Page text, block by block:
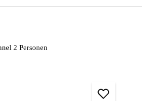
2 Personen